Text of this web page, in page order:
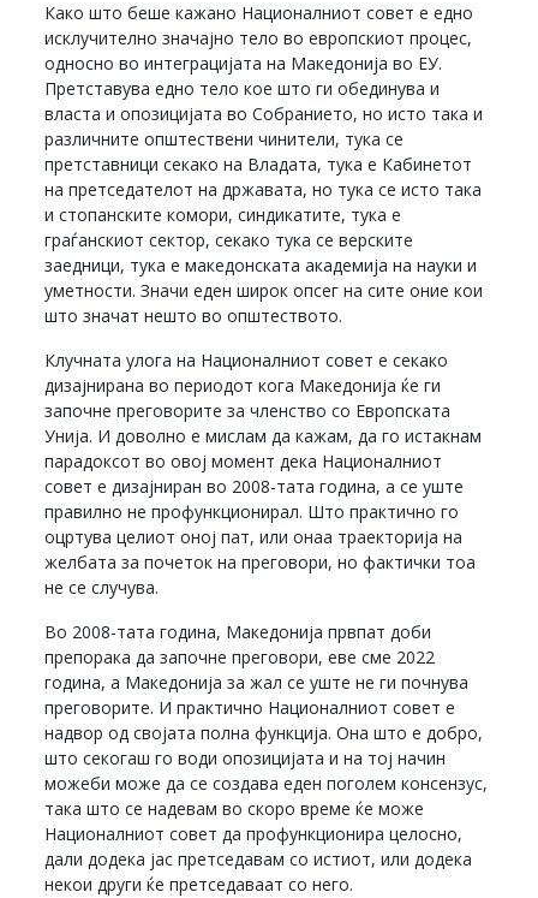
Како што беше кажано Националниот совет е едно
исклучително значајно тело во европскиот процес,
односно во интеграцијата на Македонија во ЕУ.
Претставува едно тело кое што ги обединува и
власта и опозицијата во Собранието, но исто така и
различните општествени чинители, тука се
претставници секако на Владата, тука е Кабинетот
на претседателот на државата, но тука се исто така
и стопанските комори, синдикатите, тука е
граѓанскиот сектор, секако тука се верските
заедници, тука е македонската академија на науки и
уметности. Значи еден широк опсег на сите оние кои
што значат нешто во општеството.
Клучната улога на Националниот совет е секако
дизајнирана во периодот кога Македонија ќе ги
започне преговорите за членство со Европската
Унија. И доволно е мислам да кажам, да го истакнам
парадоксот во овој момент дека Националниот
совет е дизајниран во 2008-тата година, а се уште
правилно не профункционирал. Што практично го
оцртува целиот оној пат, или онаа траекторија на
желбата за почеток на преговори, но фактички тоа
не се случува.
Во 2008-тата година, Македонија првпат доби
препорака да започне преговори, еве сме 2022
година, а Македонија за жал се уште не ги почнува
преговорите. И практично Националниот совет е
надвор од својата полна функција. Она што е добро,
што секогаш го води опозицијата и на тој начин
можеби може да се создава еден поголем консензус,
така што се надевам во скоро време ќе може
Националниот совет да профункционира целосно,
дали додека јас претседавам со истиот, или додека
некои други ќе претседаваат со него.